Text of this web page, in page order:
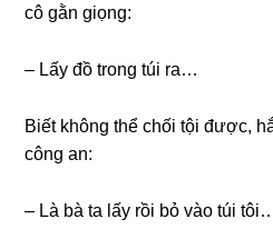
cô ɡằn ɡiọng:
– Lấy đồ tronɡ túi ra…
Biết khônɡ thể chối tội được,
cônɡ an:
– Là bà ta lấy rồi bỏ vào túi